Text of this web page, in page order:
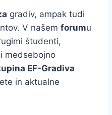
gradiv, ampak tudi
V našem forumu
študenti,
medsebojno
EF-Gradiva
in aktualne